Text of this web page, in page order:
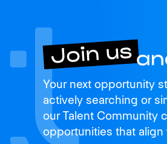
Join us
and thrive
Your next opportunity
actively searching or
our Talent Community
opportunities that align